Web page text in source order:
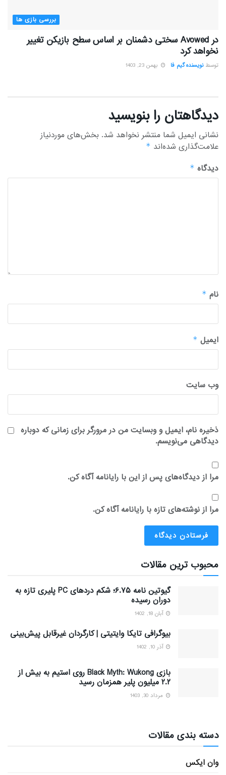
بررسی بازی ها
در Avowed سختی دشمنان بر اساس سطح بازیکن تغییر
نخواهد کرد
توسط نویسنده گیم فا بهمن 23, 1403
دیدگاهتان را بنویسید
نشانی ایمیل شما منتشر نخواهد شد. بخش‌های موردنیاز
علامت‌گذاری شده‌اند *
دیدگاه *
نام *
ایمیل *
وب‌ سایت
ذخیره نام، ایمیل و وبسایت من در مرورگر برای زمانی که دوباره
دیدگاهی می‌نویسم.
مرا از دیدگاه‌های پس از این با رایانامه آگاه کن.
مرا از نوشته‌های تازه با رایانامه آگاه کن.
محبوب ترین مقالات
گیوتین نامه ۶.۷۵؛ شکم دردهای PC پلیری تازه به
دوران رسیده
آبان 18, 1402
بیوگرافی تایکا وایتیتی | کارگردان غیرقابل پیش‌بینی
آذر 10, 1402
بازی Black Myth: Wukong روی استیم به بیش از
۲.۲ میلیون پلیر همزمان رسید
مرداد 30, 1403
دسته بندی مقالات
وان ایکس